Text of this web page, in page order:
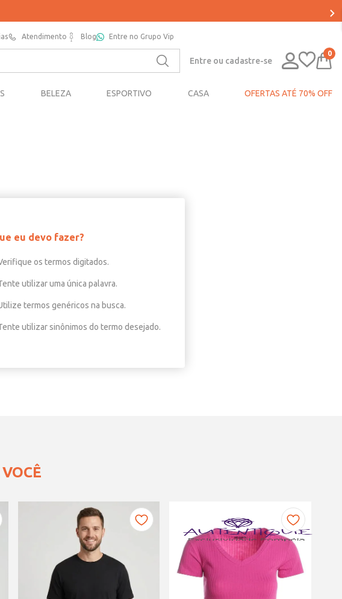
Atendimento Blog Entre no Grupo Vip
Entre ou cadastre-se
0
BELEZA ESPORTIVO CASA OFERTAS ATÉ 70% OFF
eu devo fazer?
os termos digitados.
utilizar uma única palavra.
termos genéricos na busca.
utilizar sinônimos do termo desejado.